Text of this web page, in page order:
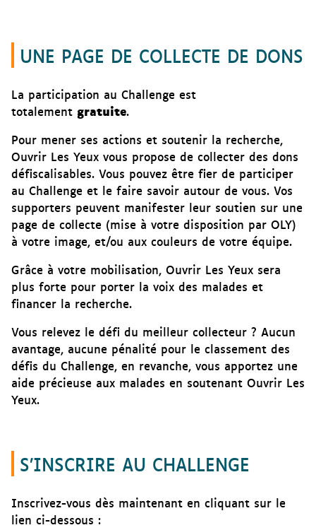
UNE PAGE DE COLLECTE DE DONS
La participation au Challenge est
totalement gratuite.
Pour mener ses actions et soutenir la recherche,
Ouvrir Les Yeux vous propose de collecter des dons
défiscalisables. Vous pouvez être fier de participer
au Challenge et le faire savoir autour de vous. Vos
supporters peuvent manifester leur soutien sur une
page de collecte (mise à votre disposition par OLY)
à votre image, et/ou aux couleurs de votre équipe.
Grâce à votre mobilisation, Ouvrir Les Yeux sera
plus forte pour porter la voix des malades et
financer la recherche.
Vous relevez le défi du meilleur collecteur ? Aucun
avantage, aucune pénalité pour le classement des
défis du Challenge, en revanche, vous apportez une
aide précieuse aux malades en soutenant Ouvrir Les
Yeux.
S’INSCRIRE AU CHALLENGE
Inscrivez-vous dès maintenant en cliquant sur le
lien ci-dessous :